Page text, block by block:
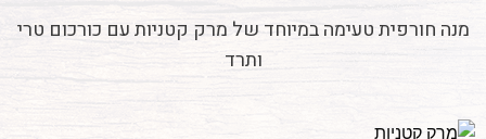
מנה חורפית טעימה במיוחד של מרק קטניות עם כורכום טרי
ותרד